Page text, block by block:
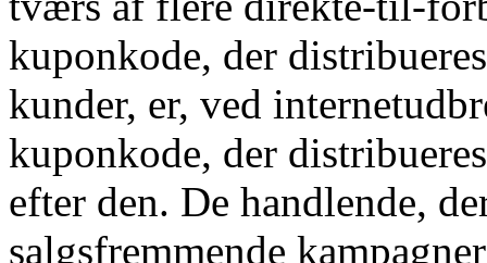
kuponkode, der
kunder, er, ved
kuponkode, der
efter den. De handlende,
salgsfremmende